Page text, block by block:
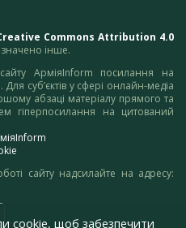
Commons Attribution 4.0
інше.
АрміяInform посилання на
Для суб’єктів у сфері онлайн-медіа
абзаці матеріалу прямого та
гіперпосилання на цитований
сайту надсилайте на адресу:
cookie, щоб забезпечити